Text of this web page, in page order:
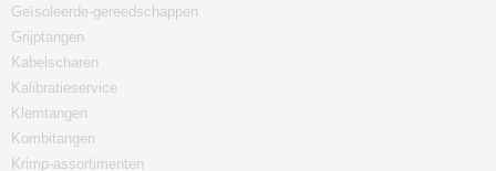
Geïsoleerde-gereedschappen
Grijptangen
Kabelscharen
Kalibratieservice
Klemtangen
Kombitangen
Krimp-assortimenten